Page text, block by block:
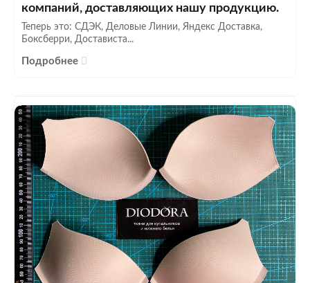
компаний, доставляющих нашу продукцию.
Теперь это: СДЭК, Деловые Линии, Яндекс Доставка,
Боксберри, Достависта...
Подробнее